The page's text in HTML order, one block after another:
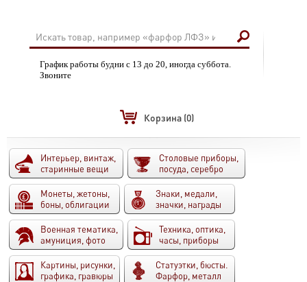
График работы будни с 13 до 20, иногда суббота.
Звоните
Корзина (0)
Интерьер, винтаж,
старинные вещи
Столовые приборы,
посуда, серебро
Монеты, жетоны,
боны, облигации
Знаки, медали,
значки, награды
Военная тематика,
амуниция, фото
Техника, оптика,
часы, приборы
Картины, рисунки,
графика, гравюры
Статуэтки, бюсты.
Фарфор, металл